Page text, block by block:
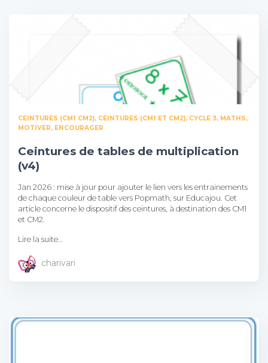
CEINTURES (CM1 CM2) CEINTURES (CM1 ET CM2) CYCLE 3 MATHS
MOTIVER, ENCOURAGER
Ceintures de tables de multiplication
(v4)
Jan 2026 : mise à jour pour ajouter le lien vers les entrainements
de chaque couleur de table vers Popmath, sur Educajou. Cet
article concerne le dispositif des ceintures, à destination des CM1
et CM2.
Lire la suite…
charivari